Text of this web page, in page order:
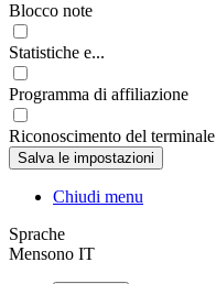
Blocco note
Statistiche e...
Programma di affiliazione
Riconoscimento del terminale
Chiudi menu
Sprache
Mensono IT